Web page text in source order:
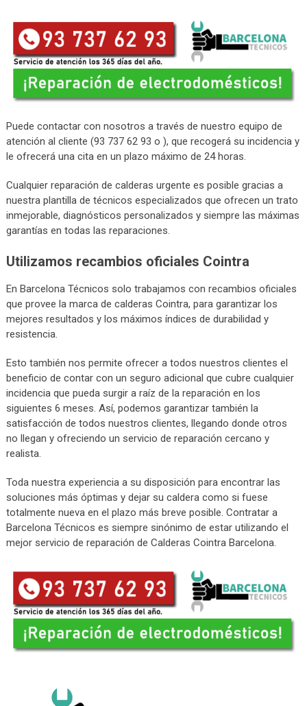
Puede contactar con nosotros a través de nuestro equipo de
atención al cliente (93 737 62 93 o ), que recogerá su incidencia y
le ofrecerá una cita en un plazo máximo de 24 horas.
Cualquier reparación de calderas urgente es posible gracias a
nuestra plantilla de técnicos especializados que ofrecen un trato
inmejorable, diagnósticos personalizados y siempre las máximas
garantías en todas las reparaciones.
Utilizamos recambios oficiales Cointra
En Barcelona Técnicos solo trabajamos con recambios oficiales
que provee la marca de calderas Cointra, para garantizar los
mejores resultados y los máximos índices de durabilidad y
resistencia.
Esto también nos permite ofrecer a todos nuestros clientes el
beneficio de contar con un seguro adicional que cubre cualquier
incidencia que pueda surgir a raíz de la reparación en los
siguientes 6 meses. Así, podemos garantizar también la
satisfacción de todos nuestros clientes, llegando donde otros
no llegan y ofreciendo un servicio de reparación cercano y
realista.
Toda nuestra experiencia a su disposición para encontrar las
soluciones más óptimas y dejar su caldera como si fuese
totalmente nueva en el plazo más breve posible. Contratar a
Barcelona Técnicos es siempre sinónimo de estar utilizando el
mejor servicio de reparación de Calderas Cointra Barcelona.